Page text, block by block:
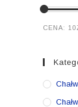
Cena
Cena
CENA: